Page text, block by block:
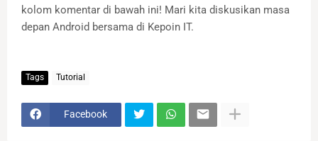
kolom komentar di bawah ini! Mari kita diskusikan masa
depan Android bersama di Kepoin IT.
Tags Tutorial
Facebook